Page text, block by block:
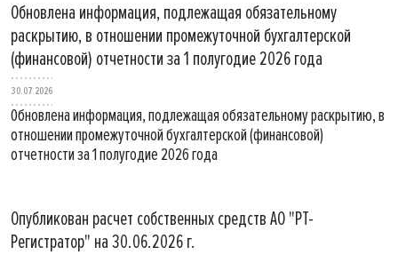
Обновлена информация, подлежащая обязательному
раскрытию, в отношении промежуточной бухгалтерской
(финансовой) отчетности за 1 полугодие 2026 года
30.07.2026
Обновлена информация, подлежащая обязательному раскрытию, в
отношении промежуточной бухгалтерской (финансовой)
отчетности за 1 полугодие 2026 года
Опубликован расчет собственных средств АО "РТ-
Регистратор" на 30.06.2026 г.